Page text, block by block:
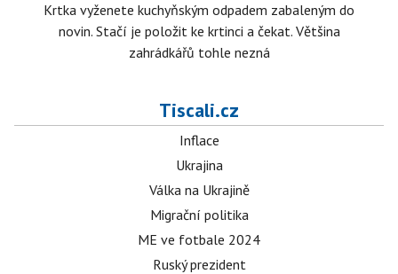
Krtka vyženete kuchyňským odpadem zabaleným do
novin. Stačí je položit ke krtinci a čekat. Většina
zahrádkářů tohle nezná
Tiscali.cz
Inflace
Ukrajina
Válka na Ukrajině
Migrační politika
ME ve fotbale 2024
Ruský prezident